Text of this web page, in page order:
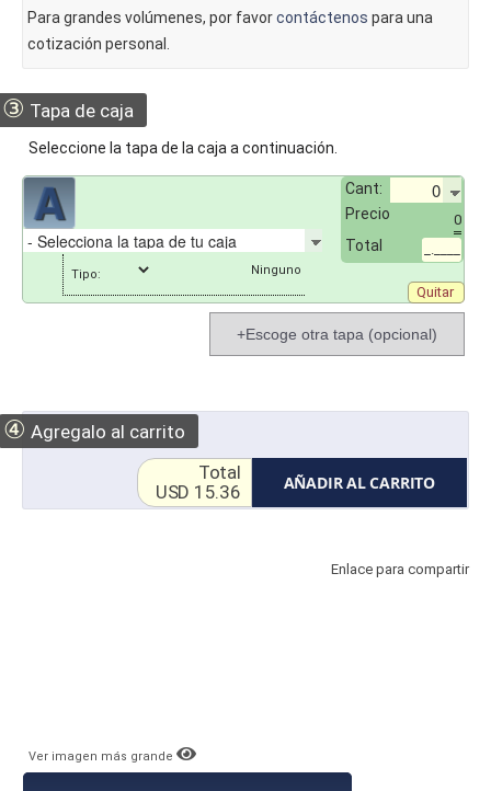
Para grandes volúmenes, por favorcontáctenos para una
cotización personal.
③ Tapa de caja
Seleccione la tapa de la caja a continuación.
Cant:
Precio
0
Total _.____
Tipo:
Quitar
+Escoge otra tapa (opcional)
④ Agregalo al carrito
AÑADIR AL CARRITO
Total
USD 15.36
Enlace para compartir
Ver imagen más grande